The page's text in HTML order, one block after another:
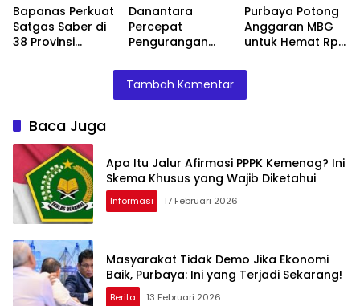
Bapanas Perkuat
Satgas Saber di
38 Provinsi
Danantara
Percepat
Pengurangan
Belasan Anak
Usaha TLKM dan
SMGR
Purbaya Potong
Anggaran MBG
untuk Hemat Rp
Dialihkan ke
Mendesak
Tambah Komentar
Baca Juga
Apa Itu Jalur Afirmasi PPPK Kemenag? Ini
Skema Khusus yang Wajib Diketahui
Informasi 17 Februari 2026
Masyarakat Tidak Demo Jika Ekonomi
Baik, Purbaya: Ini yang Terjadi Sekarang!
Berita 13 Februari 2026